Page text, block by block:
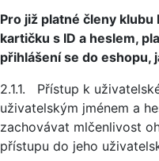
Pro již platné členy
kartičku s ID a heslem,
přihlášení se do eshopu,
2.1.1. Přístup k
uživatelským jménem a
zachovávat mlčenlivost
přístupu do jeho